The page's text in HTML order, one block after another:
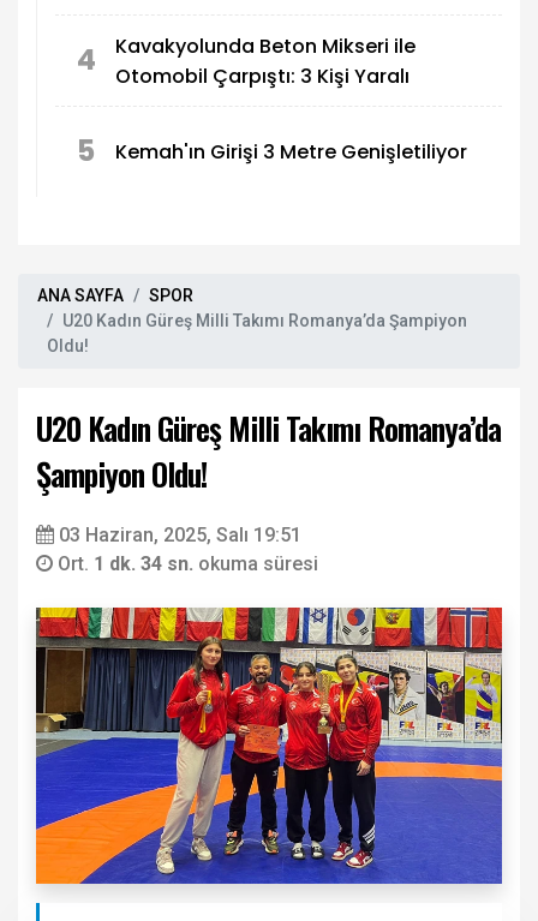
4
Kavakyolunda Beton Mikseri ile
Otomobil Çarpıştı: 3 Kişi Yaralı
5 Kemah'ın Girişi 3 Metre Genişletiliyor
ANA SAYFA
SPOR
U20 Kadın Güreş Milli Takımı Romanya’da Şampiyon
Oldu!
U20 Kadın Güreş Milli Takımı Romanya’da
Şampiyon Oldu!
03 Haziran, 2025, Salı 19:51
Ort. 1 dk. 34 sn. okuma süresi